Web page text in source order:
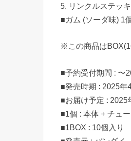
5. リンクルステッ
■ガム (ソーダ味) 1
※この商品は
■予約受付期間 : 〜
■発売時期 : 2025年
■お届け予定 : 2025
■1個 : 本体 + チュ
■1BOX : 10個入り